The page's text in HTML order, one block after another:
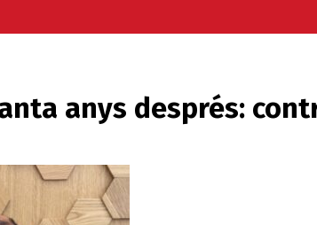
anys després: